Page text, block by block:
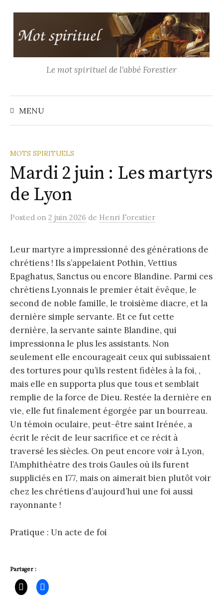
contenu
Le mot spirituel de l'abbé Forestier
MENU
MOTS SPIRITUELS
Mardi 2 juin : Les martyrs
de Lyon
Posted on 2 juin 2026 de Henri Forestier
Leur martyre a impressionné des générations de
chrétiens ! Ils s’appelaient Pothin, Vettius
Epaghatus, Sanctus ou encore Blandine. Parmi ces
chrétiens Lyonnais le premier était évêque, le
second de noble famille, le troisième diacre, et la
dernière simple servante. Et ce fut cette
dernière, la servante sainte Blandine, qui
impressionna le plus les assistants. Non
seulement elle encourageait ceux qui subissaient
des tortures pour qu’ils restent fidèles à la foi, ,
mais elle en supporta plus que tous et semblait
remplie de la force de Dieu. Restée la dernière en
vie, elle fut finalement égorgée par un bourreau.
Un témoin oculaire, peut-être saint Irénée, a
écrit le récit de leur sacrifice et ce récit à
traversé les siècles. On peut encore voir à Lyon,
l’Amphithéatre des trois Gaules où ils furent
suppliciés en 177, mais on aimerait bien plutôt voir
chez les chrétiens d’aujourd’hui une foi aussi
rayonnante !
Pratique : Un acte de foi
Partager :